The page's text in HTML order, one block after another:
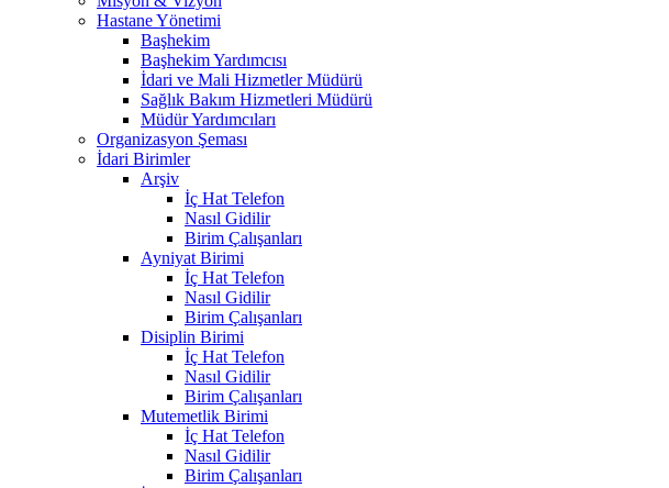
Hastane Yönetimi
Başhekim
Başhekim Yardımcısı
İdari ve Mali Hizmetler Müdürü
Sağlık Bakım Hizmetleri Müdürü
Müdür Yardımcıları
Organizasyon Şeması
İdari Birimler
Arşiv
İç Hat Telefon
Nasıl Gidilir
Birim Çalışanları
Ayniyat Birimi
İç Hat Telefon
Nasıl Gidilir
Birim Çalışanları
Disiplin Birimi
İç Hat Telefon
Nasıl Gidilir
Birim Çalışanları
Mutemetlik Birimi
İç Hat Telefon
Nasıl Gidilir
Birim Çalışanları